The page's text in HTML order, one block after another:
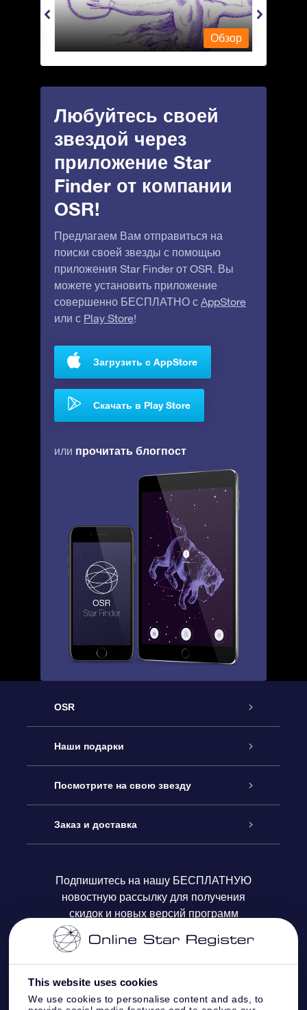
This website uses cookies
We use cookies to personalise content and ads, to
Обзор
Любуйтесь своей
звездой через
приложение Star
Finder от компании
OSR!
Предлагаем Вам отправиться на
поиски своей звезды с помощью
приложения Star Finder от OSR. Вы
можете установить приложение
совершенно БЕСПЛАТНО с AppStore
или с Play Store!
Загрузить с AppStore
Скачать в Play Store
или прочитать блогпост
OSR
Обслуживание
Как с нами связаться
Блог
Отзывы
Наши подарки
Онлайн подарок Online Star Gift
Подарочный набор OSR
Подарочная карта OSR
Корпоративные подарки
Посмотрите на свою звезду
Звездный реестр
Персонализированная страница Star Page
One Million Stars
OSR Starsaver
Заказ и доставка
Платежная информация
Информация по доставке
Политика возврата
Подпишитесь на нашу БЕСПЛАТНУЮ
новостную рассылку для получения
скидок и новых версий программ